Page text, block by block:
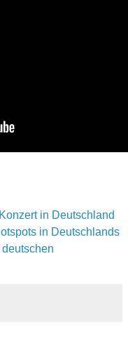
in Deutschland
in Deutschlands